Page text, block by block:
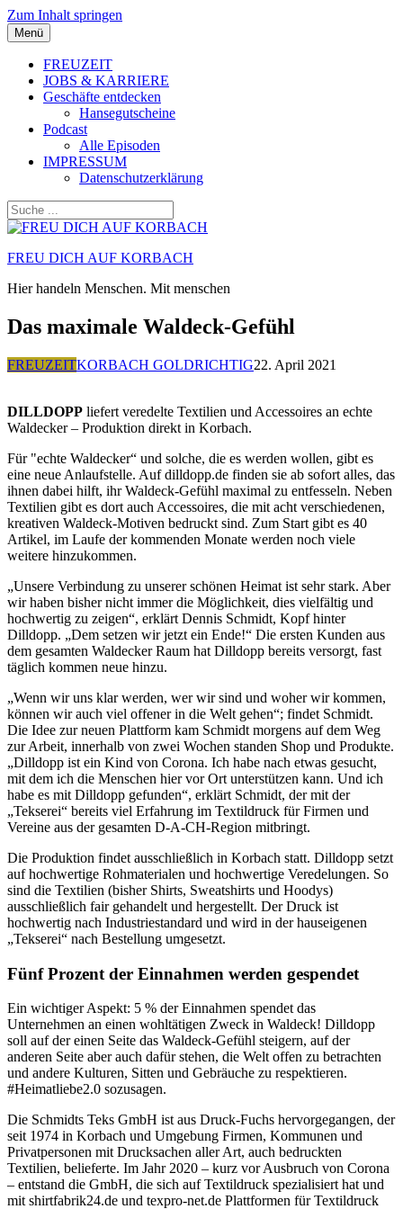
Zum Inhalt springen
Menü
FREUZEIT
JOBS & KARRIERE
Geschäfte entdecken
Hansegutscheine
Podcast
Alle Episoden
IMPRESSUM
Datenschutzerklärung
FREU DICH AUF KORBACH
Hier handeln Menschen. Mit menschen
Das maximale Waldeck-Gefühl
FREUZEITKORBACH GOLDRICHTIG22. April 2021
DILLDOPP liefert veredelte Textilien und Accessoires an echte
Waldecker – Produktion direkt in Korbach.
Für "echte Waldecker“ und solche, die es werden wollen, gibt es
eine neue Anlaufstelle. Auf dilldopp.de finden sie ab sofort alles, das
ihnen dabei hilft, ihr Waldeck-Gefühl maximal zu entfesseln. Neben
Textilien gibt es dort auch Accessoires, die mit acht verschiedenen,
kreativen Waldeck-Motiven bedruckt sind. Zum Start gibt es 40
Artikel, im Laufe der kommenden Monate werden noch viele
weitere hinzukommen.
„Unsere Verbindung zu unserer schönen Heimat ist sehr stark. Aber
wir haben bisher nicht immer die Möglichkeit, dies vielfältig und
hochwertig zu zeigen“, erklärt Dennis Schmidt, Kopf hinter
Dilldopp. „Dem setzen wir jetzt ein Ende!“ Die ersten Kunden aus
dem gesamten Waldecker Raum hat Dilldopp bereits versorgt, fast
täglich kommen neue hinzu.
„Wenn wir uns klar werden, wer wir sind und woher wir kommen,
können wir auch viel offener in die Welt gehen“; findet Schmidt.
Die Idee zur neuen Plattform kam Schmidt morgens auf dem Weg
zur Arbeit, innerhalb von zwei Wochen standen Shop und Produkte.
„Dilldopp ist ein Kind von Corona. Ich habe nach etwas gesucht,
mit dem ich die Menschen hier vor Ort unterstützen kann. Und ich
habe es mit Dilldopp gefunden“, erklärt Schmidt, der mit der
„Tekserei“ bereits viel Erfahrung im Textildruck für Firmen und
Vereine aus der gesamten D-A-CH-Region mitbringt.
Die Produktion findet ausschließlich in Korbach statt. Dilldopp setzt
auf hochwertige Rohmaterialen und hochwertige Veredelungen. So
sind die Textilien (bisher Shirts, Sweatshirts und Hoodys)
ausschließlich fair gehandelt und hergestellt. Der Druck ist
hochwertig nach Industriestandard und wird in der hauseigenen
„Tekserei“ nach Bestellung umgesetzt.
Fünf Prozent der Einnahmen werden gespendet
Ein wichtiger Aspekt: 5 % der Einnahmen spendet das
Unternehmen an einen wohltätigen Zweck in Waldeck! Dilldopp
soll auf der einen Seite das Waldeck-Gefühl steigern, auf der
anderen Seite aber auch dafür stehen, die Welt offen zu betrachten
und andere Kulturen, Sitten und Gebräuche zu respektieren.
#Heimatliebe2.0 sozusagen.
Die Schmidts Teks GmbH ist aus Druck-Fuchs hervorgegangen, der
seit 1974 in Korbach und Umgebung Firmen, Kommunen und
Privatpersonen mit Drucksachen aller Art, auch bedruckten
Textilien, belieferte. Im Jahr 2020 – kurz vor Ausbruch von Corona
– entstand die GmbH, die sich auf Textildruck spezialisiert hat und
mit shirtfabrik24.de und texpro-net.de Plattformen für Textildruck